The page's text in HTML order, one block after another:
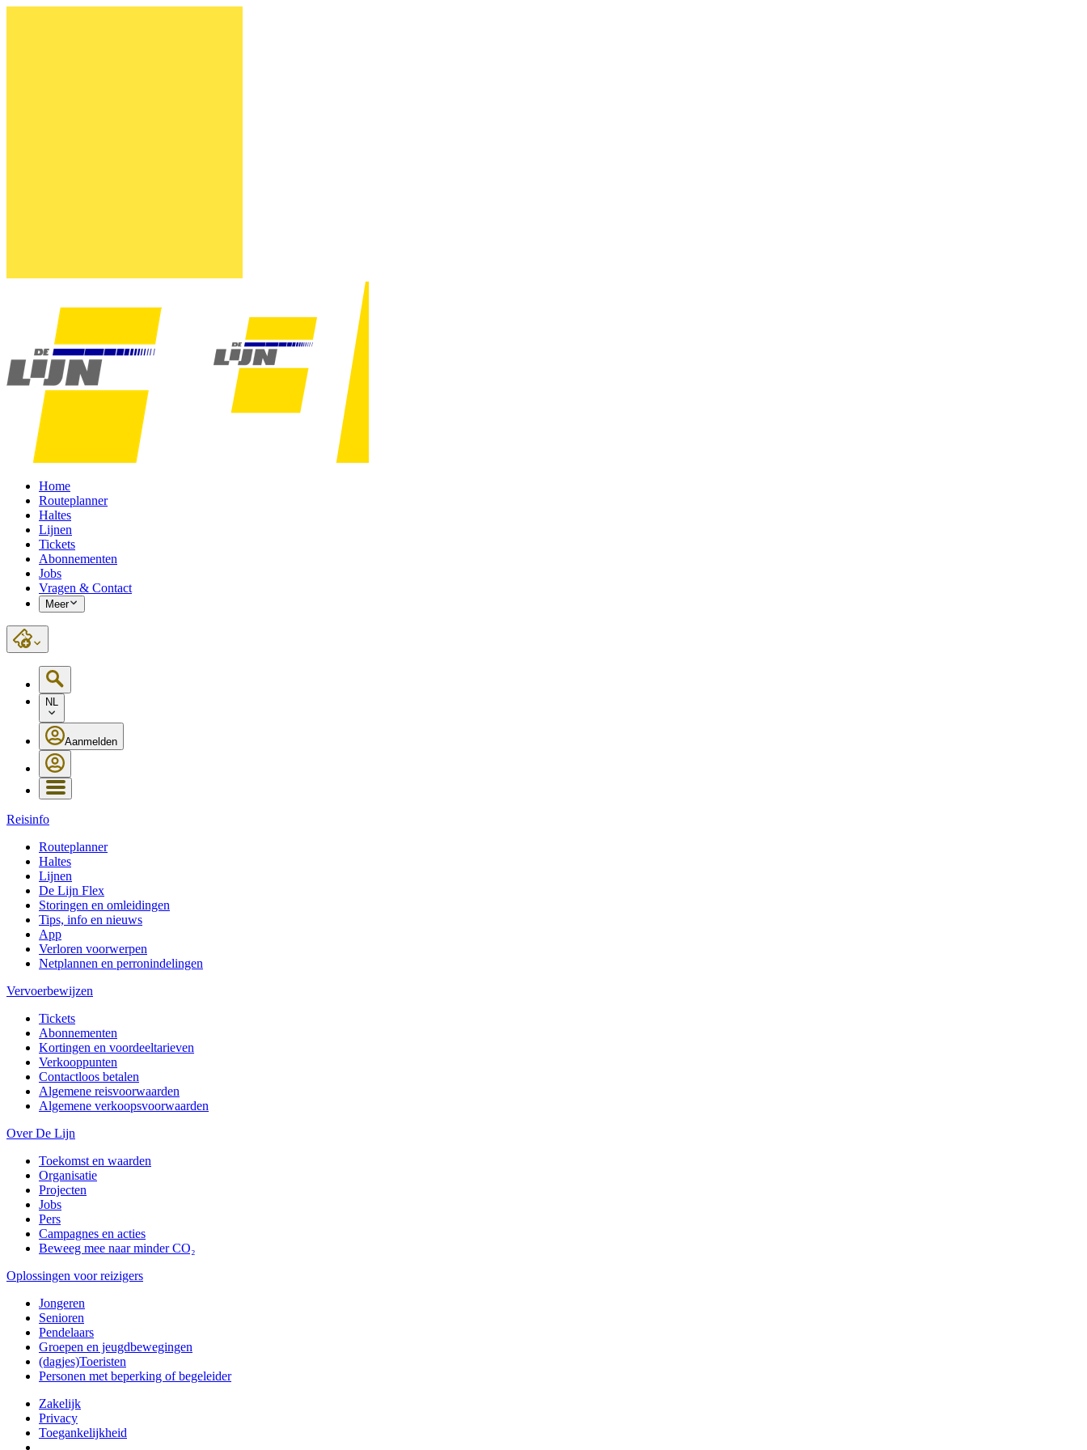
Home
Routeplanner
Haltes
Lijnen
Tickets
Abonnementen
Jobs
Vragen & Contact
Meer
NL
Aanmelden
Reisinfo
Routeplanner
Haltes
Lijnen
De Lijn Flex
Storingen en omleidingen
Tips, info en nieuws
App
Verloren voorwerpen
Netplannen en perronindelingen
Vervoerbewijzen
Tickets
Abonnementen
Kortingen en voordeeltarieven
Verkooppunten
Contactloos betalen
Algemene reisvoorwaarden
Algemene verkoopsvoorwaarden
Over De Lijn
Toekomst en waarden
Organisatie
Projecten
Jobs
Pers
Campagnes en acties
Beweeg mee naar minder CO₂
Oplossingen voor reizigers
Jongeren
Senioren
Pendelaars
Groepen en jeugdbewegingen
(dagjes)Toeristen
Personen met beperking of begeleider
Zakelijk
Privacy
Toegankelijkheid